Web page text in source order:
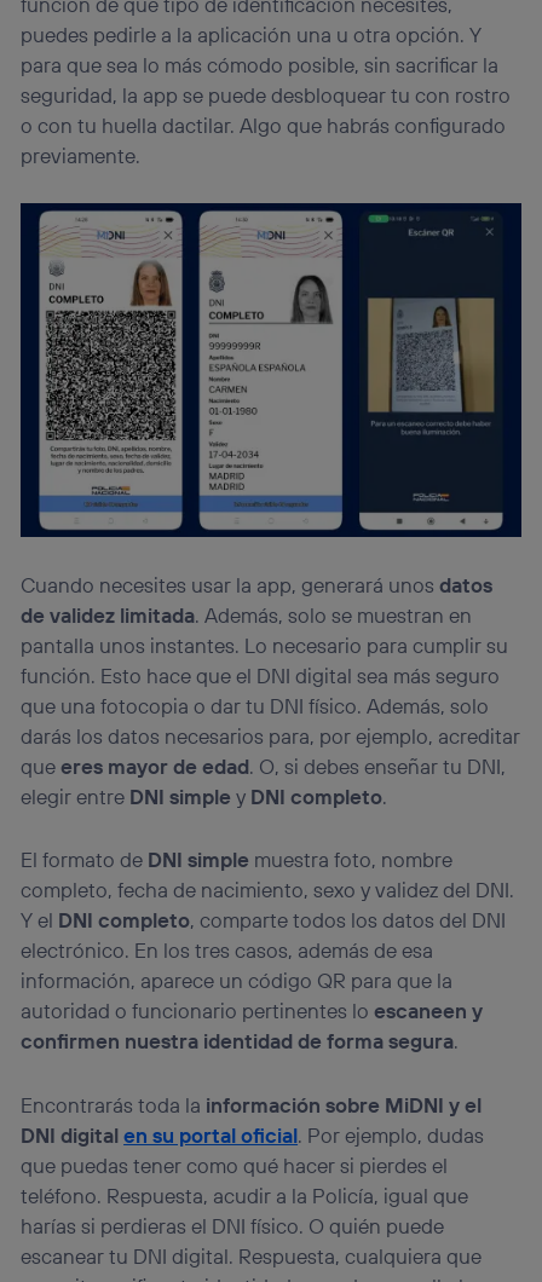
puedes pedirle a la aplicación una u otra opción. Y
para que sea lo más cómodo posible, sin sacrificar la
seguridad, la app se puede desbloquear tu con rostro
o con tu huella dactilar. Algo que habrás configurado
previamente.
Cuando necesites usar la app, generará unosdatos
de validez limitada. Además, solo se muestran en
pantalla unos instantes. Lo necesario para cumplir su
función. Esto hace que el DNI digital sea más seguro
que una fotocopia o dar tu DNI físico. Además, solo
darás los datos necesarios para, por ejemplo, acreditar
queeres mayor de edad. O, si debes enseñar tu DNI,
elegir entre DNI simple y DNI completo.
El formato de DNI simple muestra foto, nombre
completo, fecha de nacimiento, sexo y validez del DNI.
Y el DNI completo, comparte todos los datos del DNI
electrónico. En los tres casos, además de esa
información, aparece un código QR para que la
autoridad o funcionario pertinentes loescaneen y
confirmen nuestra identidad de forma segura.
Encontrarás toda la información sobre MiDNI y el
DNI digitalen su portal oficial. Por ejemplo, dudas
que puedas tener como qué hacer si pierdes el
teléfono. Respuesta, acudir a la Policía, igual que
harías si perdieras el DNI físico. O quién puede
escanear tu DNI digital. Respuesta, cualquiera que